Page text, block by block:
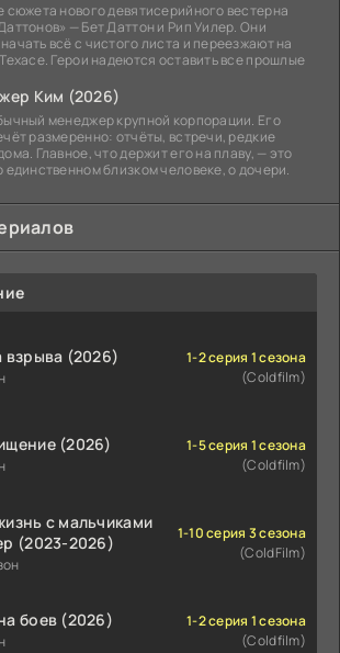
сюжета нового девятисерийного вестерна
— Бет Даттон и Рип Уилер. Они
всё с чистого листа и переезжают на
Герои надеются оставить все прошлые
Ким (2026)
менеджер крупной корпорации. Его
размеренно: отчёты, встречи, редкие
Главное, что держит его на плаву, — это
единственном близком человеке, о дочери.
взрыва (2026)
1-2 серия 1 сезона
(Coldfilm)
(2026)
1-5 серия 1 сезона
(Coldfilm)
с мальчиками
(2023-2026)
1-10 серия 3 сезона
(ColdFilm)
боев (2026)
1-2 серия 1 сезона
(Coldfilm)